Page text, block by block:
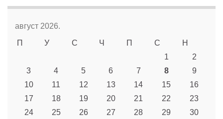
август 2026.
П
У С Ч П С
Н
1
2
3
4 5 6 7 8
9
10
11 12 13 14 15
16
17
18 19 20 21 22
23
24
25 26 27 28 29 30